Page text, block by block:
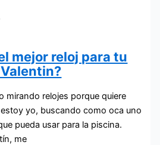
mejor reloj para tu
mirando relojes porque quiere
yo, buscando como oca uno
pueda usar para la piscina.
me